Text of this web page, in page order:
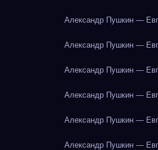
Александр Пушкин —
Александр Пушкин —
Александр Пушкин —
Александр Пушкин —
Александр Пушкин —
Александр Пушкин —